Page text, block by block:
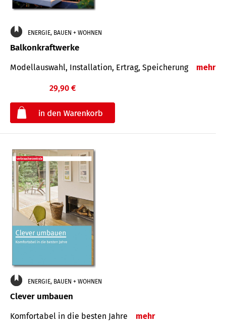
ENERGIE, BAUEN + WOHNEN
Balkonkraftwerke
Modellauswahl, Installation, Ertrag, Speicherung mehr
29,90 €
ENERGIE, BAUEN + WOHNEN
Clever umbauen
Komfortabel in die besten Jahre mehr